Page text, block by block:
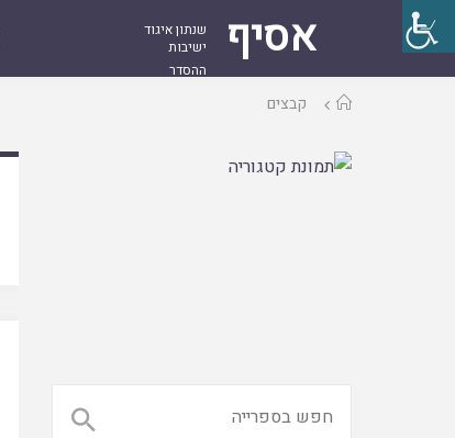
אסיף
שנתון איגוד
ישיבות
ההסדר
עמודקבצים
